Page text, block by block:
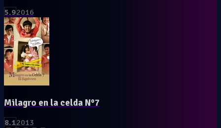
5.92016
Milagro en la celda N°7
8.12013